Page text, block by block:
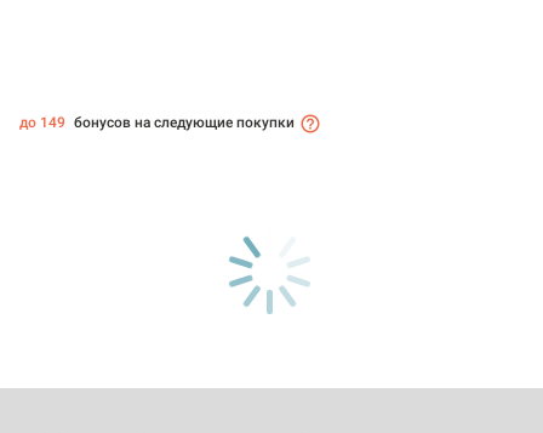
до 149 бонусов на следующие покупки